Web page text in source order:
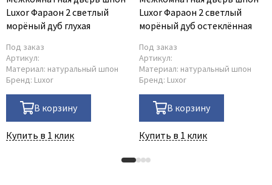
Luxor Фараон 2 светлый
морёный дуб глухая
Под заказ
Артикул:
Материал: натуральный шпон
Бренд: Luxor
В корзину
Купить в 1 клик
Luxor Фараон 2 светлый
морёный дуб остеклённая
Под заказ
Артикул:
Материал: натуральный шпон
Бренд: Luxor
В корзину
Купить в 1 клик